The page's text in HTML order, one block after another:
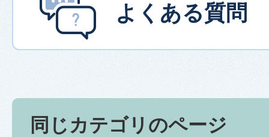
よくある質問
同じカテゴリのページ